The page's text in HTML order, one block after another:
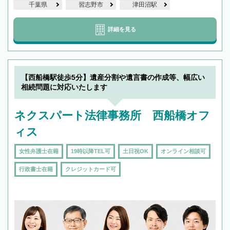
千葉県 習志野市 津田沼駅
詳細を見る
【西船橋駅徒歩5分】遺産分割や遺言書の作成等、幅広い
相続問題に対応いたします
ネクスパート法律事務所 西船橋オフ
ィス
女性弁護士在籍 19時以降TEL可 土日祝OK オンライン相談可
行政書士在籍 クレジットカード可